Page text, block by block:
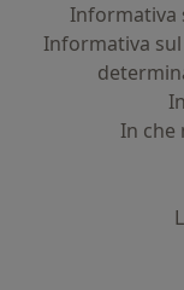
Informativa
Informativa
In che